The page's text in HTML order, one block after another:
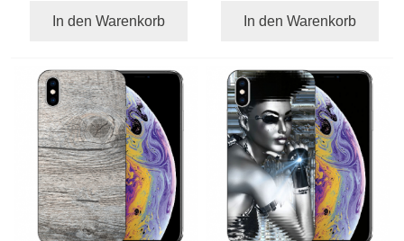
In den Warenkorb In den Warenkorb